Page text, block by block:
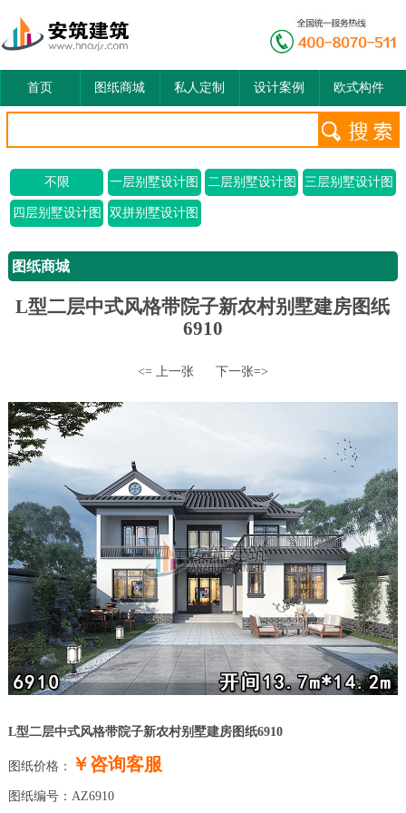
首页 图纸商城 私人定制 设计案例 欧式构件
不限 一层别墅设计图 二层别墅设计图 三层别墅设计图
四层别墅设计图 双拼别墅设计图
图纸商城
L型二层中式风格带院子新农村别墅建房图纸
6910
<= 上一张 下一张=>
L型二层中式风格带院子新农村别墅建房图纸6910
图纸价格： ￥咨询客服
图纸编号：AZ6910